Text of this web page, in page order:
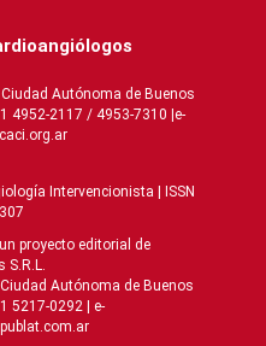
Autónoma de Buenos
4952-2117 / 4953-7310 |e-
Intervencionista | ISSN
proyecto editorial de
S.R.L.
Autónoma de Buenos
5217-0292 | e-